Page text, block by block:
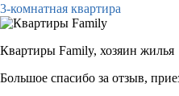
3-комнатная квартира
Квартиры Family, хозяин жилья
Большое спасибо за отзыв,